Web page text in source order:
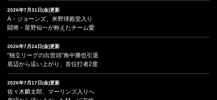
2026年7月31日(金)更新
A・ジョーンズ、米野球殿堂入り
闘将・星野仙一が称えたチーム愛
2026年7月24日(金)更新
“独立リーグの出世頭”角中勝也引退
底辺から這い上がり、首位打者2度
2026年7月17日(金)更新
佐々木麟太郎、マーリンズ入りへ